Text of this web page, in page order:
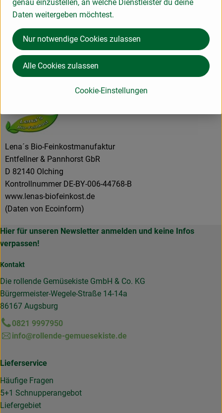
Herkunft
Hersteller: Lena´s Bio-Feinkostmanufaktur
82140 Olching Deutschland
Lena´s Bio-Feinkostmanufaktur
Entfellner & Pannhorst GbR
D 82140 Olching
Kontrollnummer DE-BY-006-44768-B
www.lenas-biofeinkost.de
(Daten von Ecoinform)
Hier für unseren Newsletter anmelden und keine Infos
verpassen!
Kontakt
Die rollende Gemüsekiste GmbH & Co. KG
Bürgermeister-Wegele-Straße 14-14a
86167 Augsburg
0821 9997950
info@rollende-gemuesekiste.de
Lieferservice
Häufige Fragen
5+1 Schnupperangebot
Liefergebiet
genau einzustellen, an welche Dienstleister du deine
Daten weitergeben möchtest.
Cookie-Einstellungen
Nur notwendige Cookies zulassen
Alle Cookies zulassen